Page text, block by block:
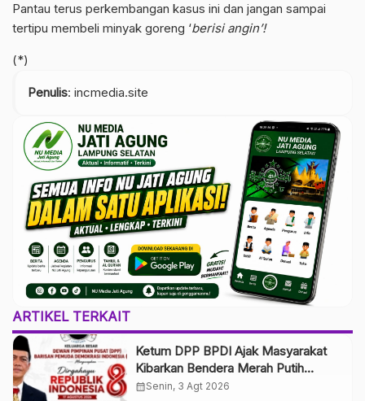
Pantau terus perkembangan kasus ini dan jangan sampai
tertipu membeli minyak goreng ‘berisi angin’!
(*)
Penulis: incmedia.site
ARTIKEL TERKAIT
Ketum DPP BPDI Ajak Masyarakat
Kibarkan Bendera Merah Putih
Selama Agustus, Wujudkan
calendar_monthSenin, 3 Agt 2026